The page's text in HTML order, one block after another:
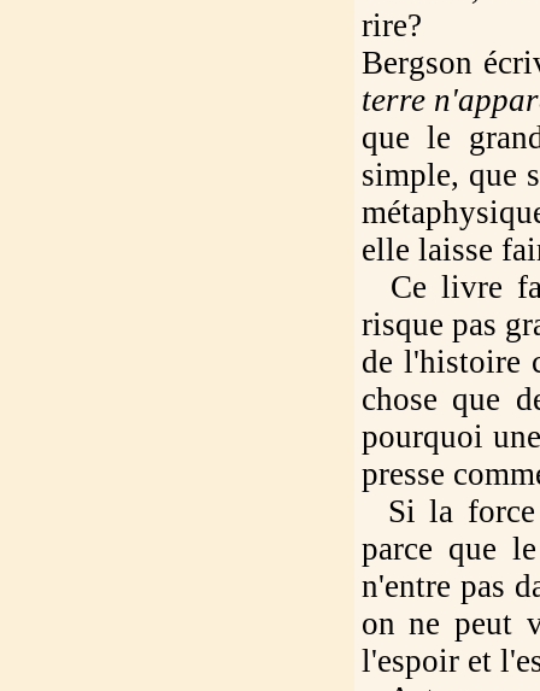
rire?
Bergson
terre
que le
simple, que
elle laisse
Ce livre
risque pas
de l'histoire
chose que
pourquoi
presse
Si la force
parce que
n'entre pas
on ne peut
l'espoir et